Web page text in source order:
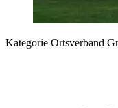
Kategorie Ortsverband